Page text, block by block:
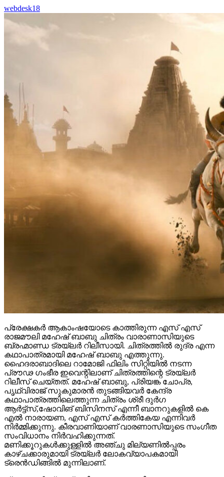
webdesk18
പ്രേക്ഷകർ ആകാംഷയോടെ കാത്തിരുന്ന എസ് എസ്
രാജമൗലി മഹേഷ് ബാബു ചിത്രം വാരാണാസിയുടെ
ബ്രഹ്മാണ്ഡ ട്രയ്ലർ റിലീസായി. ചിത്രത്തിൽ രുദ്ര എന്ന
കഥാപാത്രമായി മഹേഷ് ബാബു എത്തുന്നു.
ഹൈദരാബാദിലെ റാമോജി ഫിലിം സിറ്റിയിൽ നടന്ന
പ്രൗഢ ഗംഭീര ഇവെന്റിലാണ് ചിത്രത്തിന്റെ ട്രയ്ലർ
റിലീസ് ചെയ്തത്. മഹേഷ് ബാബു, പ്രിയങ്ക ചോപ്ര,
പൃഥ്വിരാജ് സുകുമാരൻ തുടങ്ങിയവർ കേന്ദ്ര
കഥാപാത്രത്തിലെത്തുന്ന ചിത്രം ശ്രീ ദുർഗ
ആർട്ട്സ്,ഷോവിങ് ബിസിനസ് എന്നീ ബാനറുകളിൽ കെ
എൽ നാരായണ, എസ് എസ് കർത്തികേയ എന്നിവർ
നിർമ്മിക്കുന്നു. കീരവാണിയാണ് വാരണാസിയുടെ സംഗീത
സംവിധാനം നിർവഹിക്കുന്നത്.
മണിക്കൂറുകൾക്കുള്ളിൽ അഞ്ചു മില്യണിൽപ്പരം
കാഴ്ചക്കാരുമായി ട്രയ്ലർ ലോകവ്യാപകമായി
ട്രെൻഡിങ്ങിൽ മുന്നിലാണ്.